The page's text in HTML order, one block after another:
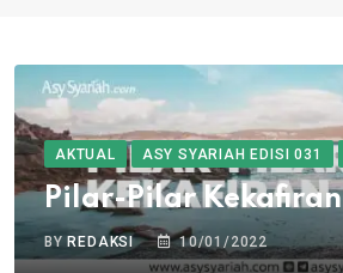
AKTUAL ASY SYARIAH EDISI 031
Pilar-Pilar Kekafiran
BYREDAKSI 10/01/2022